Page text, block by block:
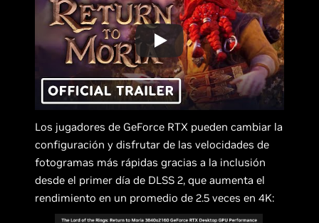
Los jugadores de GeForce RTX pueden cambiar la
configuración y disfrutar de las velocidades de
fotogramas más rápidas gracias a la inclusión
desde el primer día de DLSS 2, que aumenta el
rendimiento en un promedio de 2.5 veces en 4K: